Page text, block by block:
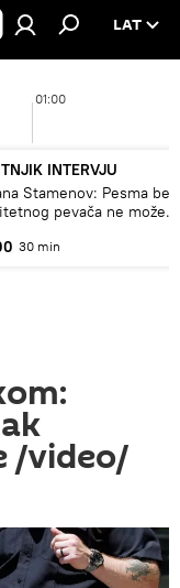
LAT
01:00
INTERVJU
Stamenov: Pesma bez
pevača ne može
30 min
/video/